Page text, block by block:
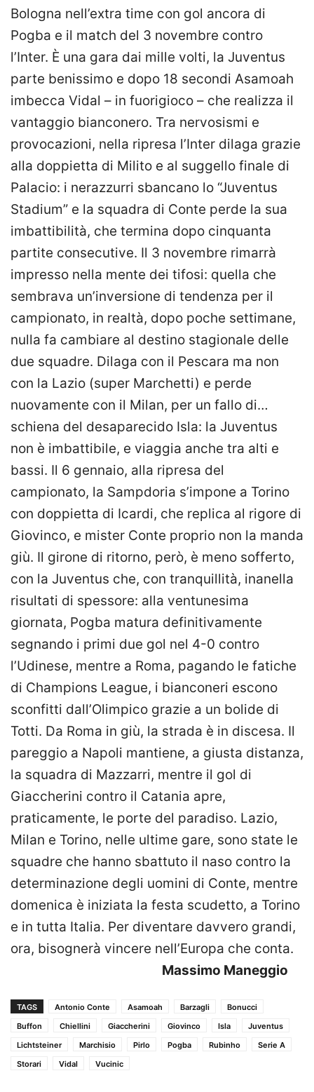
Bologna nell’extra time con gol ancora di
Pogba e il match del 3 novembre contro
l’Inter. È una gara dai mille volti, la Juventus
parte benissimo e dopo 18 secondi Asamoah
imbecca Vidal – in fuorigioco – che realizza il
vantaggio bianconero. Tra nervosismi e
provocazioni, nella ripresa l’Inter dilaga grazie
alla doppietta di Milito e al suggello finale di
Palacio: i nerazzurri sbancano lo “Juventus
Stadium” e la squadra di Conte perde la sua
imbattibilità, che termina dopo cinquanta
partite consecutive. Il 3 novembre rimarrà
impresso nella mente dei tifosi: quella che
sembrava un’inversione di tendenza per il
campionato, in realtà, dopo poche settimane,
nulla fa cambiare al destino stagionale delle
due squadre. Dilaga con il Pescara ma non
con la Lazio (super Marchetti) e perde
nuovamente con il Milan, per un fallo di…
schiena del desaparecido Isla: la Juventus
non è imbattibile, e viaggia anche tra alti e
bassi. Il 6 gennaio, alla ripresa del
campionato, la Sampdoria s’impone a Torino
con doppietta di Icardi, che replica al rigore di
Giovinco, e mister Conte proprio non la manda
giù. Il girone di ritorno, però, è meno sofferto,
con la Juventus che, con tranquillità, inanella
risultati di spessore: alla ventunesima
giornata, Pogba matura definitivamente
segnando i primi due gol nel 4-0 contro
l’Udinese, mentre a Roma, pagando le fatiche
di Champions League, i bianconeri escono
sconfitti dall’Olimpico grazie a un bolide di
Totti. Da Roma in giù, la strada è in discesa. Il
pareggio a Napoli mantiene, a giusta distanza,
la squadra di Mazzarri, mentre il gol di
Giaccherini contro il Catania apre,
praticamente, le porte del paradiso. Lazio,
Milan e Torino, nelle ultime gare, sono state le
squadre che hanno sbattuto il naso contro la
determinazione degli uomini di Conte, mentre
domenica è iniziata la festa scudetto, a Torino
e in tutta Italia. Per diventare davvero grandi,
ora, bisognerà vincere nell’Europa che conta.
Massimo Maneggio
TAGS Antonio Conte Asamoah Barzagli
Bonucci
Buffon
Chiellini Giaccherini Giovinco Isla
Juventus
Lichtsteiner
Marchisio Pirlo Pogba Rubinho
Serie A
Storari
Vidal Vucinic